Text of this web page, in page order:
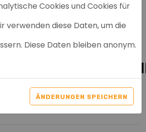
Cookies und Cookies für
verwenden diese Daten, um die
Diese Daten bleiben anonym.
ÄNDERUNGEN SPEICHERN
G1329A